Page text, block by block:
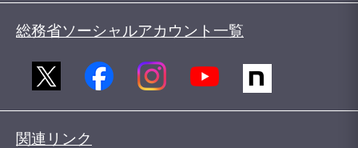
総務省ソーシャルアカウント一覧
関連リンク